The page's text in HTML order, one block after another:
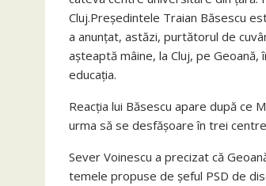
Cluj.Preşedintele Traian Băsescu
a anunţat, astăzi, purtătorul de
aşteaptă mâine, la Cluj, pe
educaţia.
Reacţia lui Băsescu apare după ce
urma să se desfăşoare în trei
Sever Voinescu a precizat că
temele propuse de şeful PSD de